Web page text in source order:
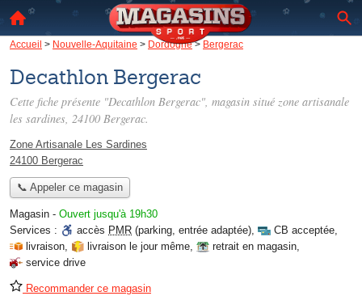
Accueil > Nouvelle-Aquitaine > Dordogne> Bergerac
Decathlon Bergerac
Cette fiche présente "Decathlon Bergerac", magasin situé zone artisanale
les sardines, 24100 Bergerac.
Zone Artisanale Les Sardines
24100 Bergerac
📞 Appeler ce magasin
Magasin - Ouvert jusqu'à 19h30
Services :
accès PMR (parking, entrée adaptée), CB acceptée,
livraison, livraison le jour même, retrait en magasin,
service drive
Recommander ce magasin